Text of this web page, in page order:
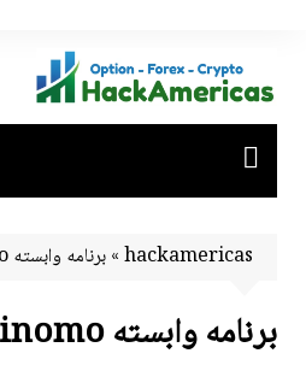
content
hackamericas
»برنامه وابسته Binomo
برنامه وابسته Binomo